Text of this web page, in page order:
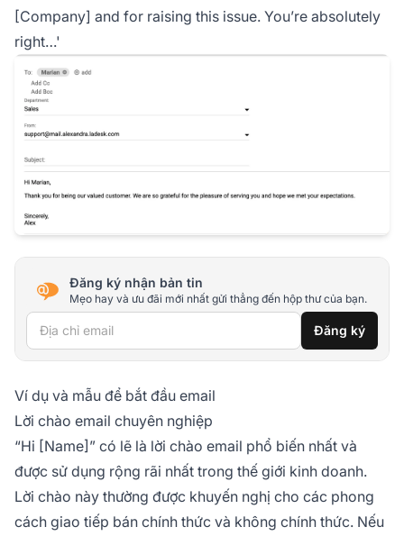
[Company] and for raising this issue. You’re absolutely
right…'
Đăng ký nhận bản tin
Mẹo hay và ưu đãi mới nhất gửi thẳng đến hộp thư của bạn.
Địa chỉ email Đăng ký
Ví dụ và mẫu để bắt đầu email
Lời chào email chuyên nghiệp
“Hi [Name]” có lẽ là lời chào email phổ biến nhất và
được sử dụng rộng rãi nhất trong thế giới kinh doanh.
Lời chào này thường được khuyến nghị cho các phong
cách giao tiếp bán chính thức và không chính thức. Nếu